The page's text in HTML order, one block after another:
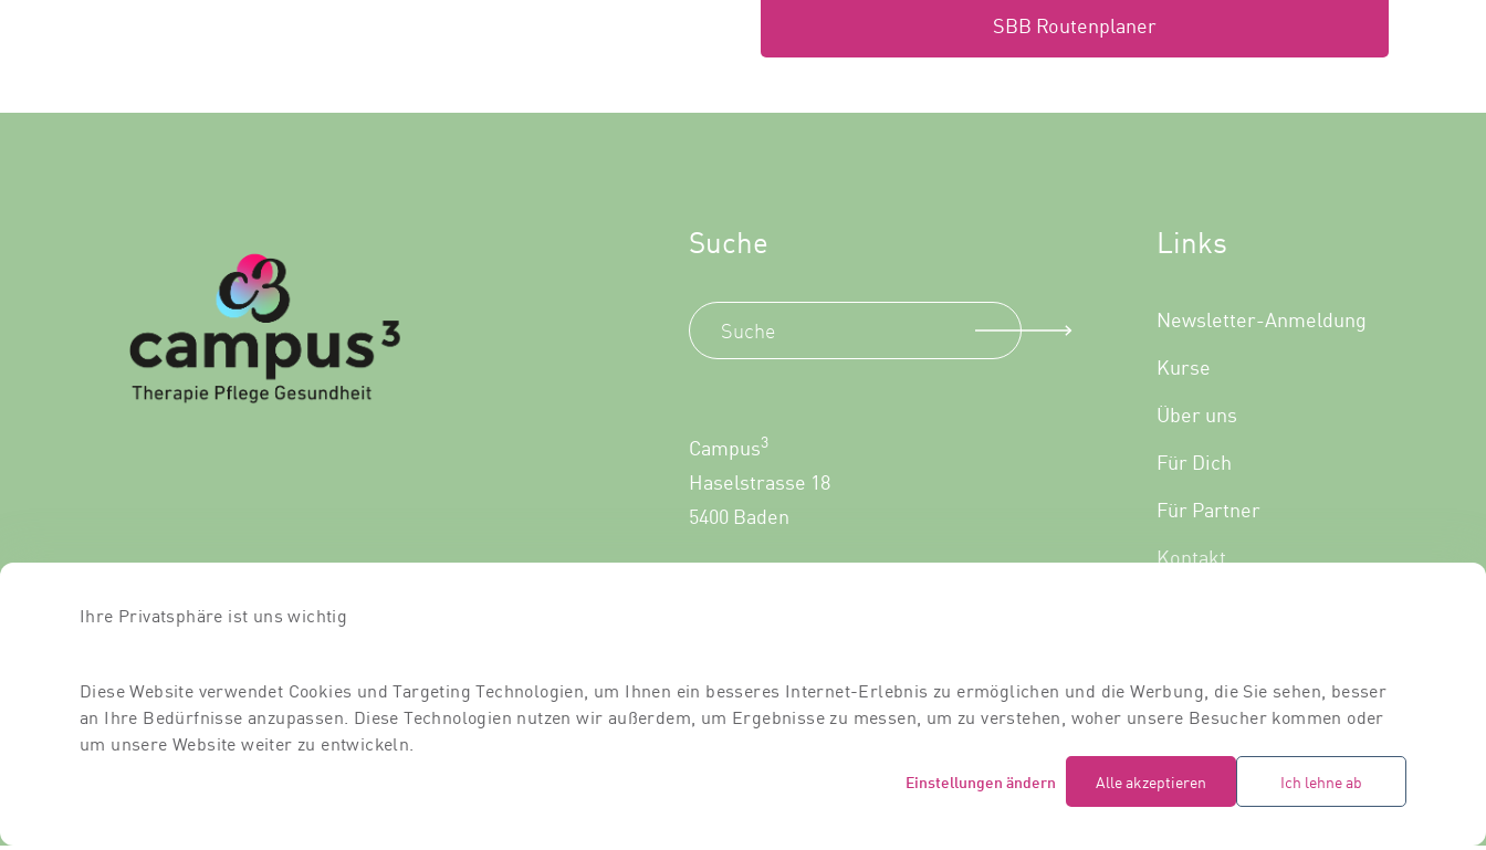
Ihre Privatsphäre ist uns wichtig
Diese Website verwendet Cookies und Targeting Technologien, um Ihnen ein besseres Internet-Erlebnis zu ermöglichen und die Werbung, die Sie sehen, besser
an Ihre Bedürfnisse anzupassen. Diese Technologien nutzen wir außerdem, um Ergebnisse zu messen, um zu verstehen, woher unsere Besucher kommen oder
um unsere Website weiter zu entwickeln.
Einstellungen ändern Alle akzeptieren Ich lehne ab
SBB Routenplaner
Suche
Campus3
Haselstrasse 18
5400 Baden
+41 56 552 60 00
Links
Newsletter-Anmeldung
Kurse
Über uns
Für Dich
Für Partner
Kontakt
Raumvermietung